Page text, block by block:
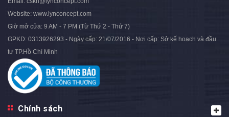
Website: www.lynconcept.com
Giờ mở cửa: 9 AM - 7 PM (Từ Thứ 2 - Thứ 7)
GPKD: 0313926293 - Ngày cấp: 21/07/2016 - Nơi cấp: Sở kế hoạch và đầu
tư TP.Hồ Chí Minh
Chính sách